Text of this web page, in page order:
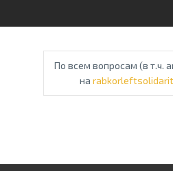
По всем вопросам (в т.ч.
на